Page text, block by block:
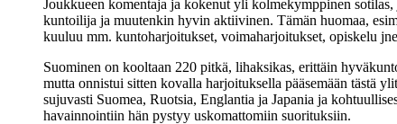
Joukkueen komentaja ja kokenut yli kolmekymppinen
kuntoilija ja muutenkin hyvin aktiivinen. Tämän huomaa,
kuuluu mm. kuntoharjoitukset, voimaharjoitukset, opiskelu
Suominen on kooltaan 220 pitkä, lihaksikas, erittäin
mutta onnistui sitten kovalla harjoituksella pääsemään tästä
sujuvasti Suomea, Ruotsia, Englantia ja Japania ja
havainnointiin hän pystyy uskomattomiin suorituksiin.